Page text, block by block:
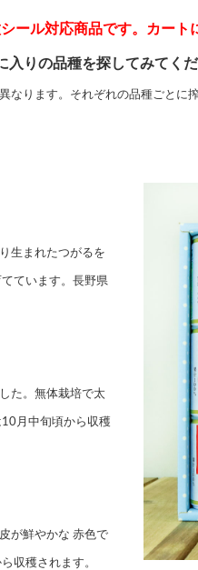
ール対応商品です。カート
入りの品種を探してみてくだ
なります。それぞれの品種ごとに
生まれたつがるを
ています。長野県
た。無体栽培で太
月中旬頃から収穫
が鮮やかな 赤色で
収穫されます。